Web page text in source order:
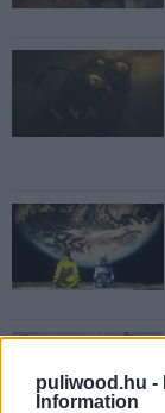
puliwood.hu -
Information